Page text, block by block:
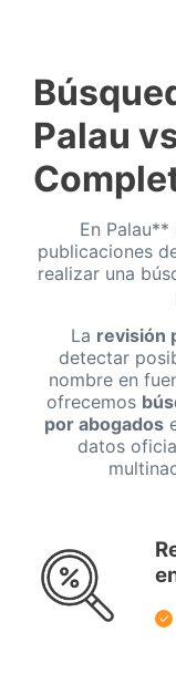
Palau
En
publicaciones
realizar una
La revisión
detectar
nombre en
ofrecemos
por abogados
datos